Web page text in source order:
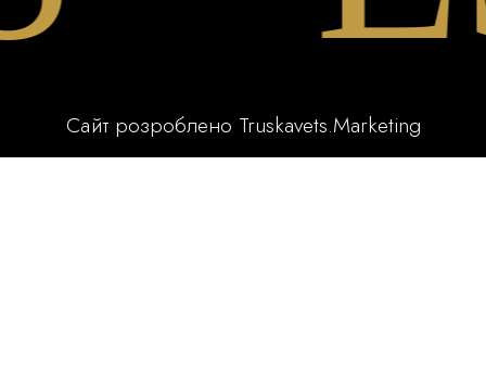
Сайт розроблено Truskavets.Marketing